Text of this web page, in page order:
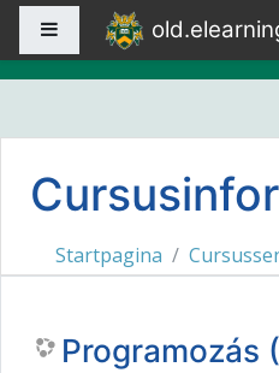
Ga naar hoofdinhoud
Zijpaneel
Startpagina
Programozás